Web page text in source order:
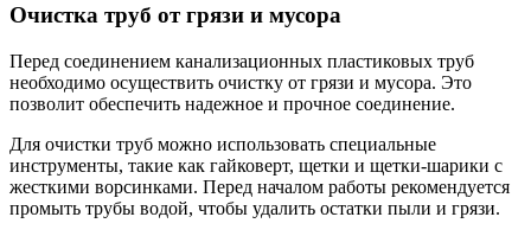
Очистка труб от грязи и мусора
Перед соединением канализационных пластиковых труб
необходимо осуществить очистку от грязи и мусора. Это
позволит обеспечить надежное и прочное соединение.
Для очистки труб можно использовать специальные
инструменты, такие как гайковерт, щетки и щетки-шарики с
жесткими ворсинками. Перед началом работы рекомендуется
промыть трубы водой, чтобы удалить остатки пыли и грязи.